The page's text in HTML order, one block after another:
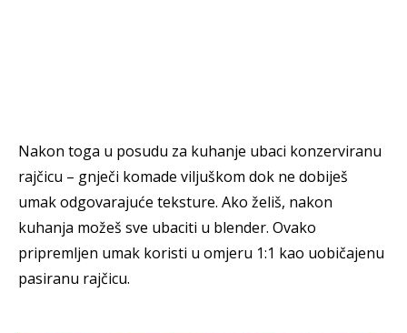
Nakon toga u posudu za kuhanje ubaci konzerviranu
rajčicu – gnječi komade viljuškom dok ne dobiješ
umak odgovarajuće teksture. Ako želiš, nakon
kuhanja možeš sve ubaciti u blender. Ovako
pripremljen umak koristi u omjeru 1:1 kao uobičajenu
pasiranu rajčicu.